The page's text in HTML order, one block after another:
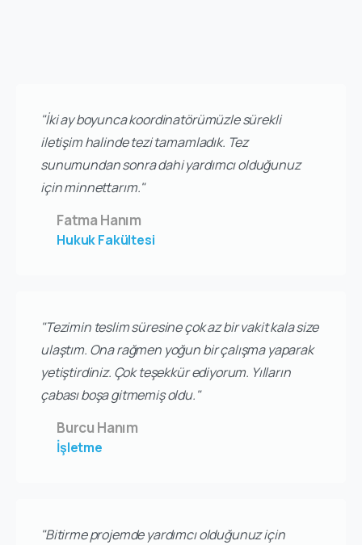
"İki ay boyunca koordinatörümüzle sürekli
iletişim halinde tezi tamamladık. Tez
sunumundan sonra dahi yardımcı olduğunuz
için minnettarım."
Fatma Hanım
Hukuk Fakültesi
"Tezimin teslim süresine çok az bir vakit kala size
ulaştım. Ona rağmen yoğun bir çalışma yaparak
yetiştirdiniz. Çok teşekkür ediyorum. Yılların
çabası boşa gitmemiş oldu."
Burcu Hanım
İşletme
"Bitirme projemde yardımcı olduğunuz için